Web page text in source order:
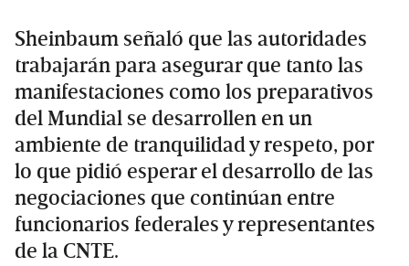
Sheinbaum señaló que las autoridades
trabajarán para asegurar que tanto las
manifestaciones como los preparativos
del Mundial se desarrollen en un
ambiente de tranquilidad y respeto, por
lo que pidió esperar el desarrollo de las
negociaciones que continúan entre
funcionarios federales y representantes
de la CNTE.